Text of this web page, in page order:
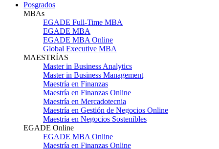
Posgrados
MBAs
EGADE Full-Time MBA
EGADE MBA
EGADE MBA Online
Global Executive MBA
MAESTRÍAS
Master in Business Analytics
Master in Business Management
Maestría en Finanzas
Maestría en Finanzas Online
Maestría en Mercadotecnia
Maestría en Gestión de Negocios Online
Maestría en Negocios Sostenibles
EGADE Online
EGADE MBA Online
Maestría en Finanzas Online